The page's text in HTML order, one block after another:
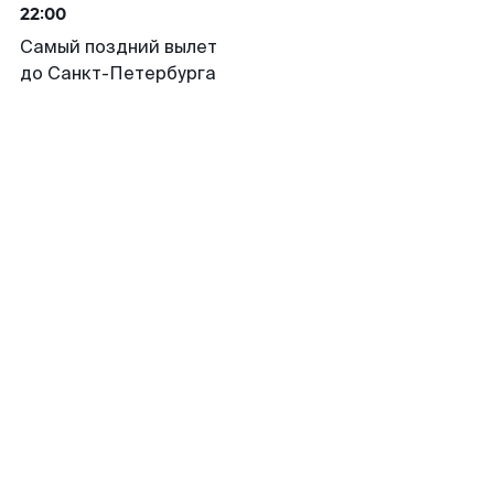
22:00
Самый поздний вылет
до Санкт-Петербурга